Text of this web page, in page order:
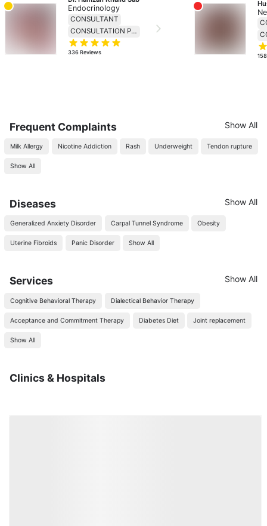
Endocrinology
CONSULTANT
CONSULTATION PRICE 230
336Reviews
158
Frequent Complaints Show All
Milk Allergy Nicotine Addiction Rash Underweight Tendon rupture
Show All
Diseases Show All
Generalized Anxiety Disorder Carpal Tunnel Syndrome Obesity
Uterine Fibroids Panic Disorder Show All
Services Show All
Cognitive Behavioral Therapy Dialectical Behavior Therapy
Acceptance and Commitment Therapy Diabetes Diet Joint replacement
Show All
Clinics & Hospitals